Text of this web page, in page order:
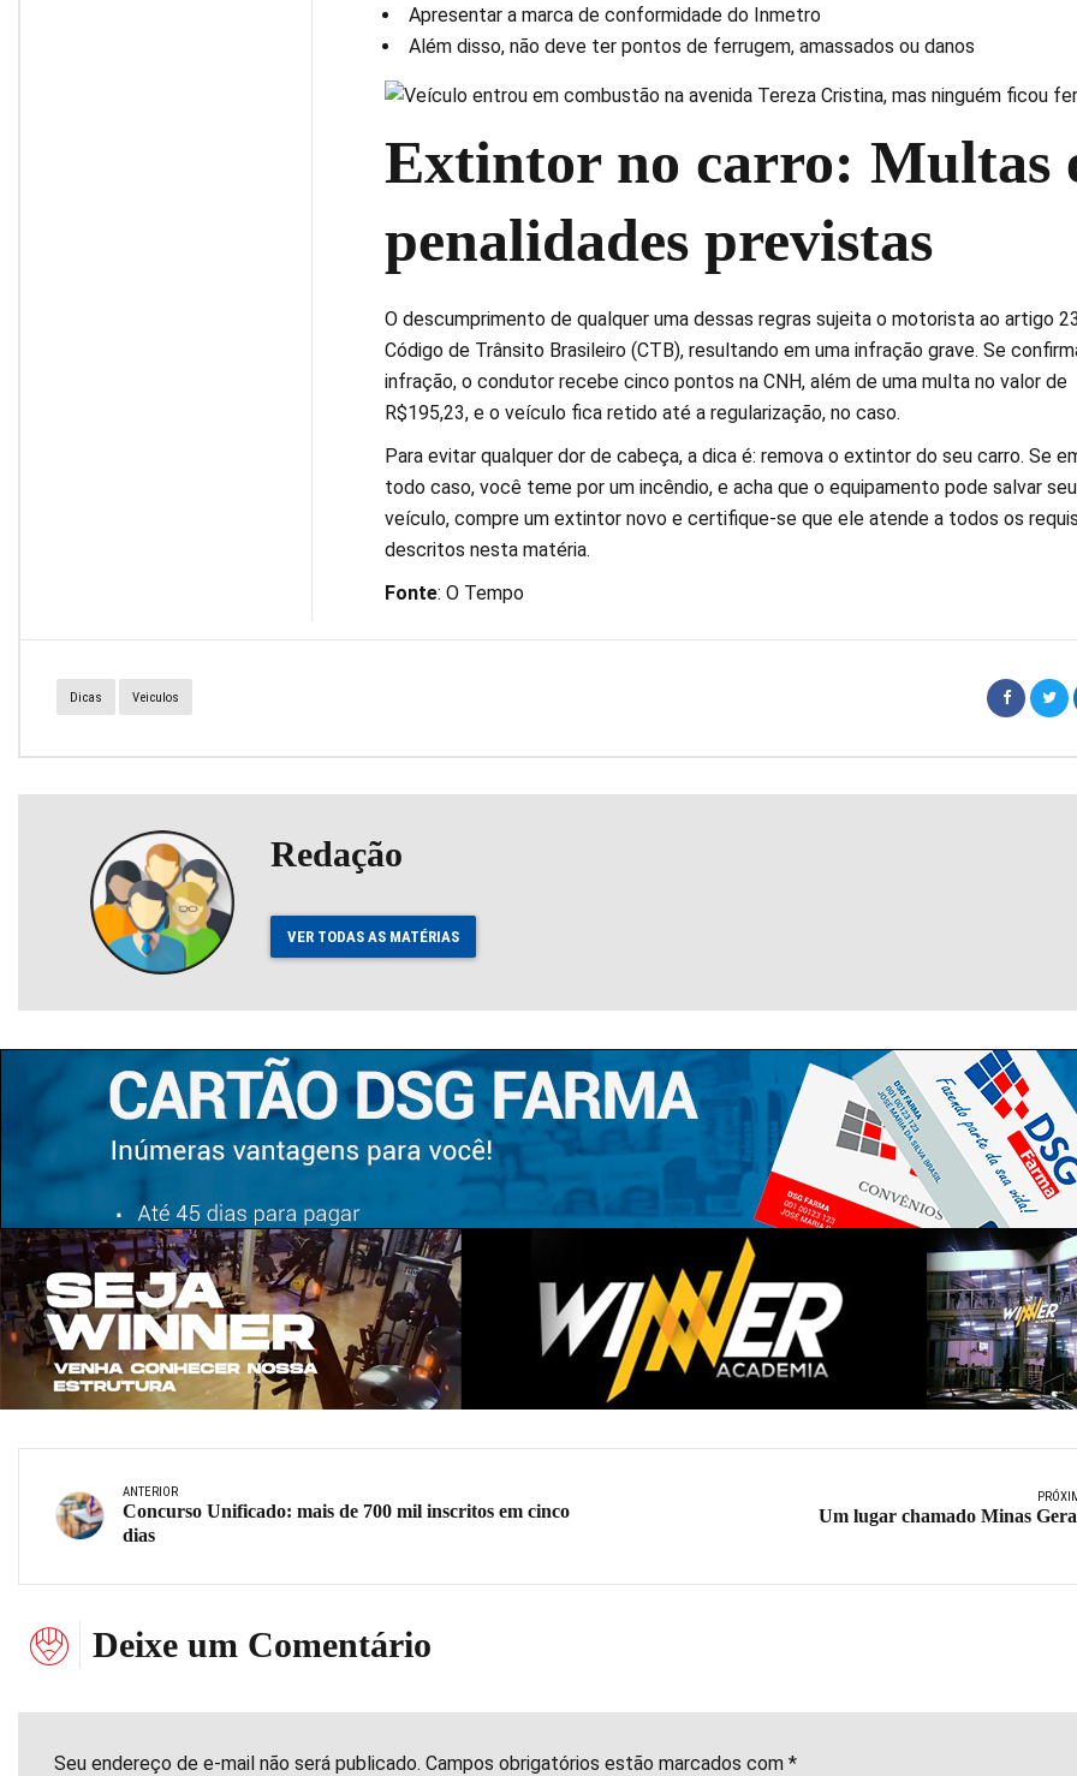
Apresentar a marca de conformidade do Inmetro
Além disso, não deve ter pontos de ferrugem, amassados ou danos
Extintor no carro: Multas
penalidades previstas
O descumprimento de qualquer uma dessas regras sujeita o motorista ao artigo
Código de Trânsito Brasileiro (CTB), resultando em uma infração grave. Se
infração, o condutor recebe cinco pontos na CNH, além de uma multa no valor de
R$195,23, e o veículo fica retido até a regularização, no caso.
Para evitar qualquer dor de cabeça, a dica é: remova o extintor do seu carro. Se
todo caso, você teme por um incêndio, e acha que o equipamento pode salvar seu
veículo, compre um extintor novo e certifique-se que ele atende a todos os
descritos nesta matéria.
Fonte: O Tempo
Dicas Veiculos
Redação
VER TODAS AS MATÉRIAS
ANTERIOR
Concurso Unificado: mais de 700 mil inscritos em cinco
dias
Um lugar chamado Minas
Deixe um Comentário
Seu endereço de e-mail não será publicado. Campos obrigatórios estão marcados com *